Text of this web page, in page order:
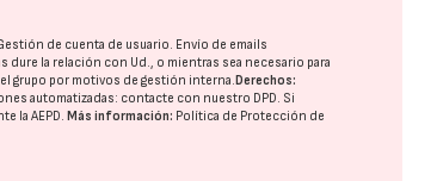
de cuenta de usuario. Envío de emails
dure la relación con Ud., o mientras sea necesario para
grupo por motivos de gestión interna.Derechos:
automatizadas: contacte con nuestro DPD. Si
laAEPD.Más información: Política de Protección de